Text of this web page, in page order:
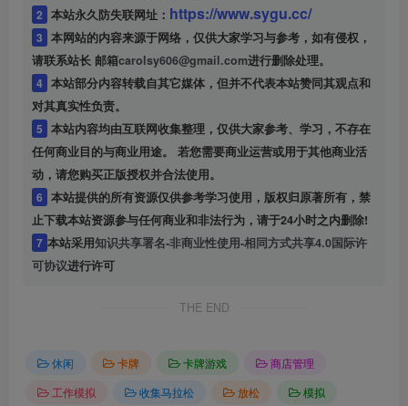
2 本站永久防失联网址： https://www.sygu.cc/
3 本网站的内容来源于网络，仅供大家学习与参考，如有侵权，
请联系站长 邮箱carolsy606@gmail.com进行删除处理。
4 本站部分内容转载自其它媒体，但并不代表本站赞同其观点和
对其真实性负责。
5
任何商业目的与商业用途。 若您需要商业运营或用于其他商业活
动，请您购买正版授权并合法使用。
6 本站提供的所有资源仅供参考学习使用，版权归原著所有，禁
止下载本站资源参与任何商业和非法行为，请于24小时之内删除!
7 本站采用知识共享署名-非商业性使用-相同方式共享4.0国际许
可协议进行许可
THE END
休闲 卡牌 卡牌游戏
商店管理
工作模拟
收集马拉松 放松
模拟